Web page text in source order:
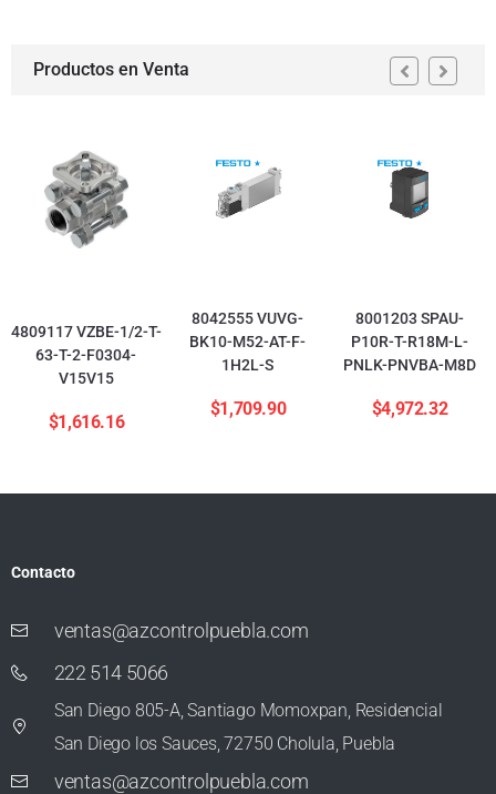
Productos en Venta
4809117 VZBE-1/2-T-
63-T-2-F0304-
V15V15
$1,616.16
8042555 VUVG-
BK10-M52-AT-F-
1H2L-S
$1,709.90
8001203 SPAU-
P10R-T-R18M-L-
PNLK-PNVBA-M8D
$4,972.32
Contacto
ventas@azcontrolpuebla.com
222 514 5066
San Diego 805-A, Santiago Momoxpan, Residencial
San Diego los Sauces, 72750 Cholula, Puebla
ventas@azcontrolpuebla.com